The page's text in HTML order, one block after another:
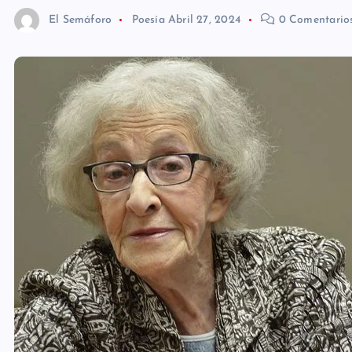
El Semáforo Poesía Abril 27, 2024 0